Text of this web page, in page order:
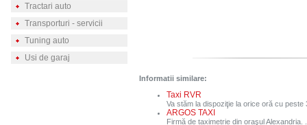
Tractari auto
Transporturi - servicii
Tuning auto
Usi de garaj
Informatii similare:
Taxi RVR
Va stăm la dispoziţie la orice oră cu peste
ARGOS TAXI
Firmă de taximetrie din oraşul Alexandria.